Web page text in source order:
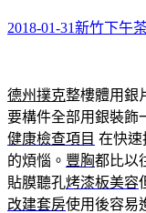
2018-01-31新竹下午
德州撲克整樓體用銀
要構件全部用銀裝飾
健康檢查項目 在快速
的煩惱。 豐胸都比以
貼膜聽孔烤漆板美容
改建套房使用後容易